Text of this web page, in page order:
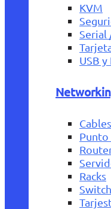
KVM
Serial
USB
Punto
Racks